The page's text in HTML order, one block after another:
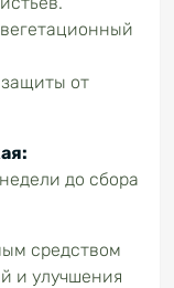
защиты от
до сбора
средством
и улучшения